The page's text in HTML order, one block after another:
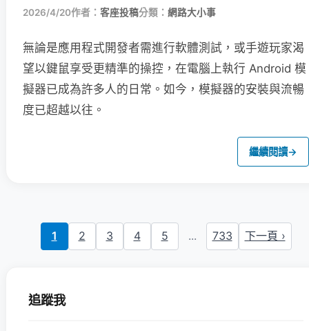
2026/4/20作者： 客座投稿分類： 網路大小事
無論是應用程式開發者需進行軟體測試，或手遊玩家渴
望以鍵鼠享受更精準的操控，在電腦上執行 Android 模
擬器已成為許多人的日常。如今，模擬器的安裝與流暢
度已超越以往。
繼續閱讀→
1 2 3 4 5 ... 733 下一頁 ›
追蹤我